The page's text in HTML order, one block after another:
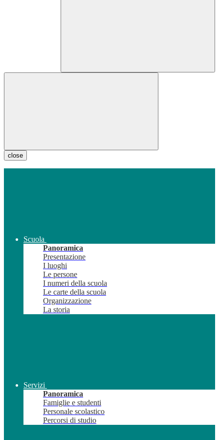
close
Scuola
Panoramica
Presentazione
I luoghi
Le persone
I numeri della scuola
Le carte della scuola
Organizzazione
La storia
Servizi
Panoramica
Famiglie e studenti
Personale scolastico
Percorsi di studio